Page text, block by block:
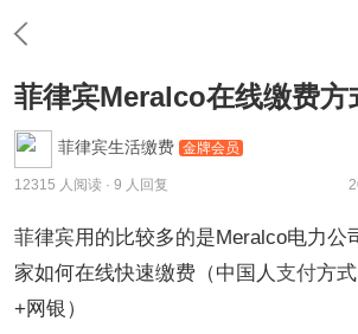
菲律宾Meralco在线缴费方
菲律宾生活缴费 金牌会员
12315 人阅读 · 9 人回复
菲律宾用的比较多的是Meralco电力公
家如何在线快速缴费（中国人支付方
+网银）